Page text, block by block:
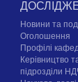
Новини та
Оголошення
Профілі
Керівництво
підрозділи